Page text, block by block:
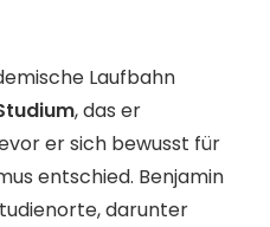
Laufbahn
, das er
er sich bewusst für
entschied. Benjamin
darunter